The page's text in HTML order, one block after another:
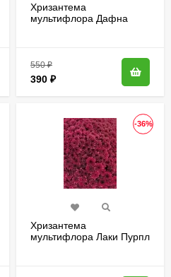
Хризантема
мультифлора Дафна
550₽
390 ₽
-36%
Хризантема
мультифлора Лаки Пурпл